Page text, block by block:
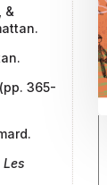
&
(pp. 365-